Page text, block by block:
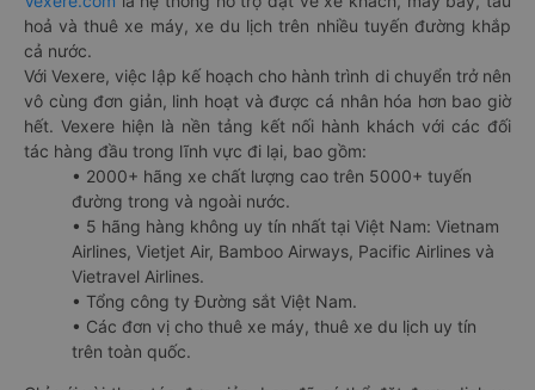
hoả và thuê xe máy, xe du lịch trên nhiều tuyến đường khắp
cả nước.
Với Vexere, việc lập kế hoạch cho hành trình di chuyển trở nên
vô cùng đơn giản, linh hoạt và được cá nhân hóa hơn bao giờ
hết. Vexere hiện là nền tảng kết nối hành khách với các đối
tác hàng đầu trong lĩnh vực đi lại, bao gồm:
• 2000+ hãng xe chất lượng cao trên 5000+ tuyến
đường trong và ngoài nước.
• 5 hãng hàng không uy tín nhất tại Việt Nam: Vietnam
Airlines, Vietjet Air, Bamboo Airways, Pacific Airlines và
Vietravel Airlines.
• Tổng công ty Đường sắt Việt Nam.
• Các đơn vị cho thuê xe máy, thuê xe du lịch uy tín
trên toàn quốc.